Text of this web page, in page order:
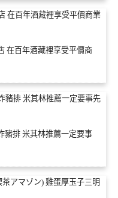
在百年酒藏裡享受平價商
豬排 米其林推薦一定要事